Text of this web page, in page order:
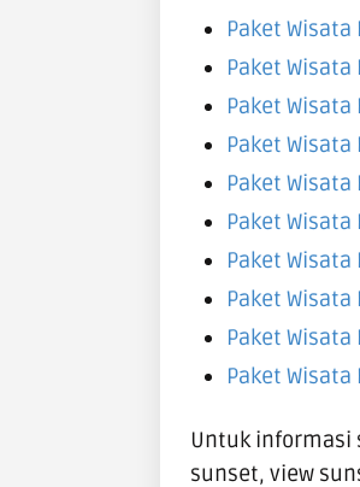
Paket
Paket
Paket
Paket Wisata
Paket Wisata
Paket
Paket
Paket
Paket
Paket
Untuk informasi
sunset, view